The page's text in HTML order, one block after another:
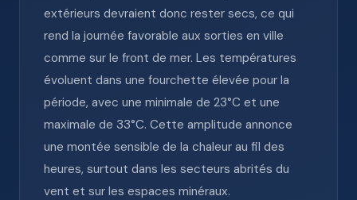
extérieurs devraient donc rester secs, ce qui
rend la journée favorable aux sorties en ville
comme sur le front de mer. Les températures
évoluent dans une fourchette élevée pour la
période, avec une minimale de 23°C et une
maximale de 33°C. Cette amplitude annonce
une montée sensible de la chaleur au fil des
heures, surtout dans les secteurs abrités du
vent et sur les espaces minéraux.